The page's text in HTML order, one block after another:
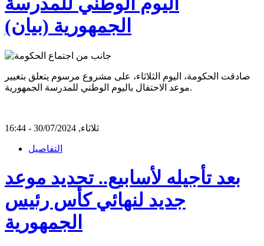
الجمهورية (بيان)
صادقت الحكومة، اليوم الثلاثاء، على مشروع مرسوم يتعلق بتغيير
موعد الاحتفال باليوم الوطني للمدرسة الجمهورية.
ثلاثاء, 30/07/2024 - 16:44
التفاصيل
بعد تأجيله لأسابيع.. تحديد موعد
جديد لنهائي كأس رئيس
الجمهورية